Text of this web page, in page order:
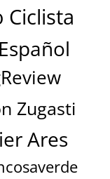
Ciclista
Zugasti
Ares